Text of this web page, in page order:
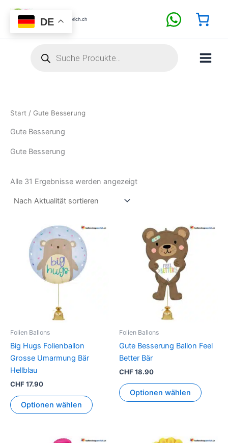
Inhalt
springen
BallonShopZuerich.ch
Start / Gute Besserung
Gute Besserung
Gute Besserung
Alle 31 Ergebnisse werden angezeigt
Folien Ballons
Big Hugs Folienballon
Grosse Umarmung Bär
Hellblau
CHF17.90
Optionen wählen
Folien Ballons
Gute Besserung Ballon Feel
Better Bär
CHF18.90
Optionen wählen
DE